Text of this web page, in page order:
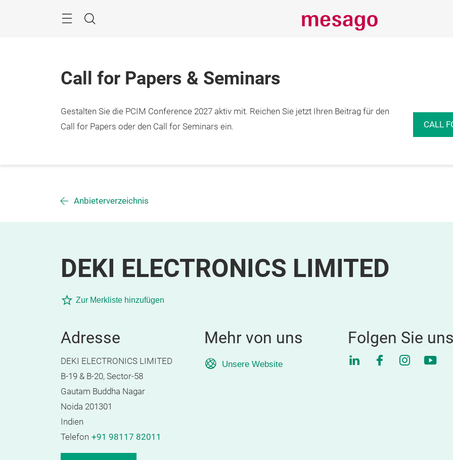
Suche
Call for Papers & Seminars
Gestalten Sie die PCIM Conference 2027 aktiv mit. Reichen Sie jetzt Ihren Beitrag für den
Call for Papers oder den Call for Seminars ein.
CALL
Anbieterverzeichnis
DEKI ELECTRONICS LIMITED
Zur Merkliste hinzufügen
Adresse
DEKI ELECTRONICS LIMITED
B-19 & B-20, Sector-58
Gautam Buddha Nagar
Noida 201301
Indien
Telefon +91 98117 82011
Mehr von uns
Unsere Website
Folgen Sie uns
LinkedInFacebook
Instagram